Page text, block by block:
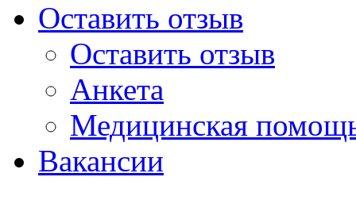
Оставить отзыв
Оставить отзыв
Анкета
Медицинская
Вакансии